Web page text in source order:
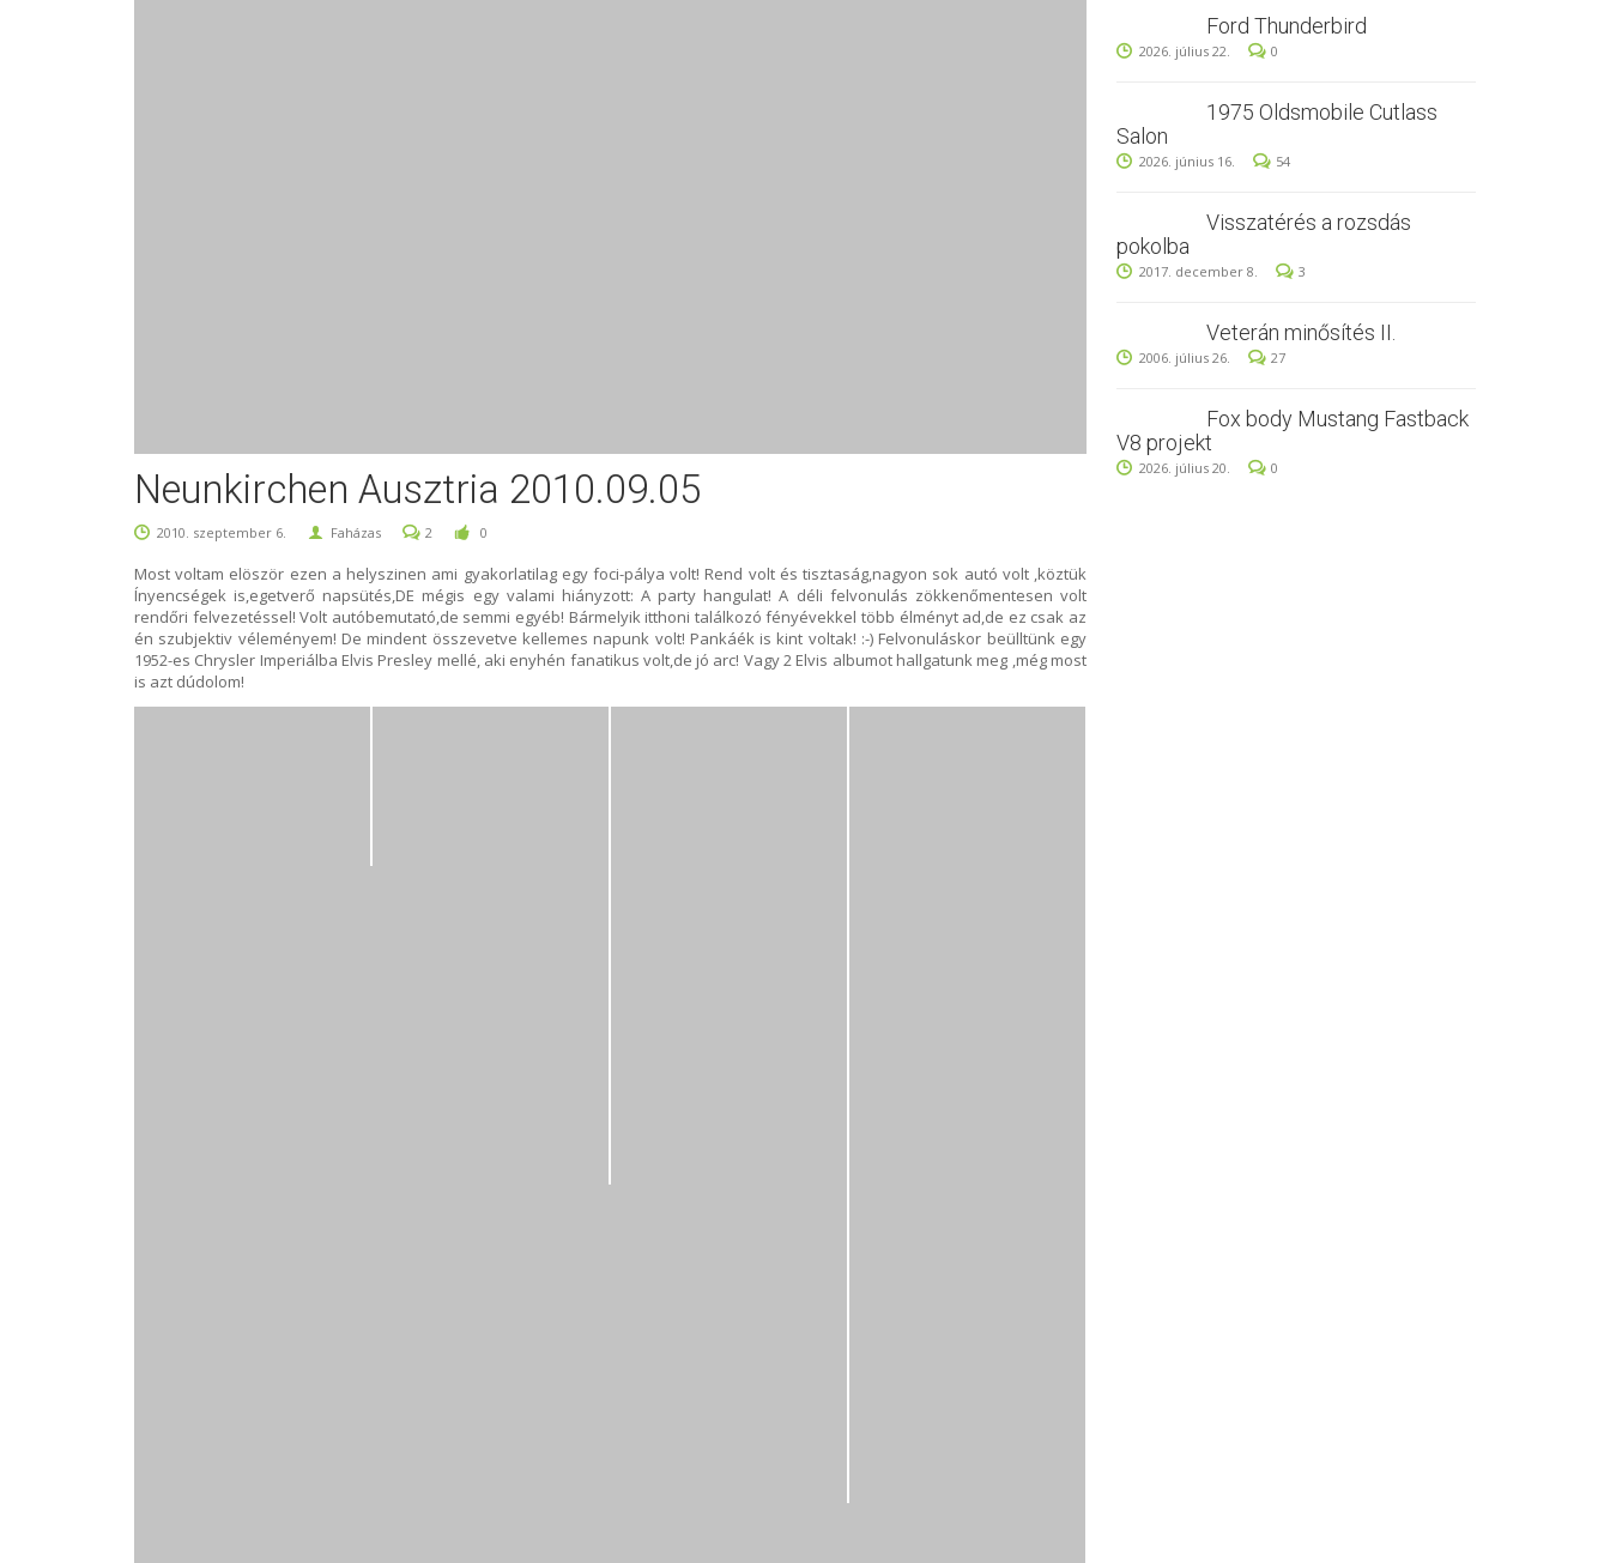
Neunkirchen Ausztria 2010.09.05
2010. szeptember 6. Faházas 2 0
Most voltam elöször ezen a helyszinen ami gyakorlatilag egy foci-pálya volt! Rend volt és tisztaság,nagyon sok autó volt ,köztük
Ínyencségek is,egetverő napsütés,DE mégis egy valami hiányzott: A party hangulat! A déli felvonulás zökkenőmentesen volt
rendőri felvezetéssel! Volt autóbemutató,de semmi egyéb! Bármelyik itthoni találkozó fényévekkel több élményt ad,de ez csak az
én szubjektiv véleményem! De mindent összevetve kellemes napunk volt! Pankáék is kint voltak! :-) Felvonuláskor beülltünk egy
1952-es Chrysler Imperiálba Elvis Presley mellé, aki enyhén fanatikus volt,de jó arc! Vagy 2 Elvis albumot hallgatunk meg ,még most
is azt dúdolom!
Ford Thunderbird
2026. július 22. 0
1975 Oldsmobile Cutlass
Salon
2026. június 16. 54
Visszatérés a rozsdás
pokolba
2017. december 8. 3
Veterán minősítés II.
2006. július 26. 27
Fox body Mustang Fastback
V8 projekt
2026. július 20. 0